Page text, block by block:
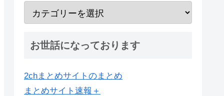
お世話になっております
2chまとめサイトのまとめ
まとめサイト速報＋